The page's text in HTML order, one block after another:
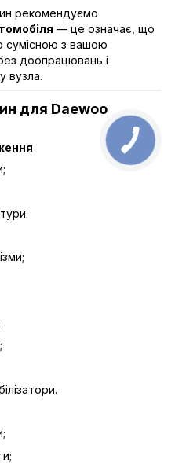
рекомендуємо
— це означає, що
сумісною з вашою
доопрацювань і
вузла.
для Daewoo